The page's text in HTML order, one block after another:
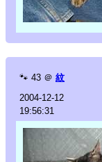
🐾 43 ＠ 紋
2004-12-12
19:56:31